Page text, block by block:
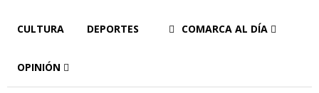
CULTURA DEPORTES COMARCA AL DÍA
OPINIÓN